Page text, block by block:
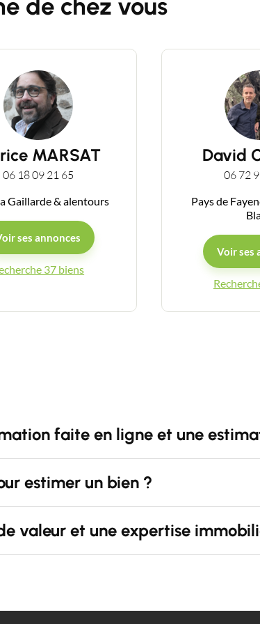
de chez vous
MARSAT
06 18 09 21 65
Gaillarde & alentours
ses annonces
37 biens
David
06 72
Pays de
Voir ses
faite en ligne et une
estimer un bien ?
valeur et une expertise